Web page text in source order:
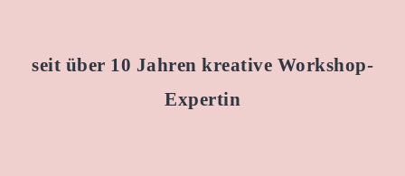
seit über 10 Jahren kreative Workshop-
Expertin